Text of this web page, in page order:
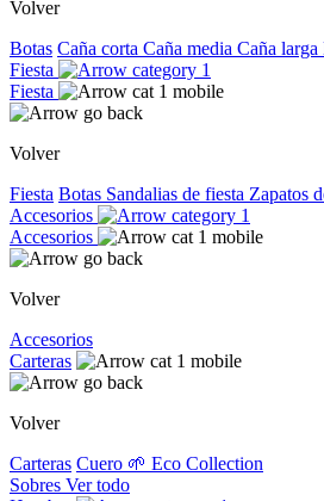
Volver
Botas Caña corta Caña media Caña larga
Fiesta
Fiesta
Volver
Fiesta Botas Sandalias de fiesta Zapatos
Accesorios
Accesorios
Volver
Accesorios
Carteras
Volver
Carteras Cuero 🌱 Eco Collection
Sobres Ver todo